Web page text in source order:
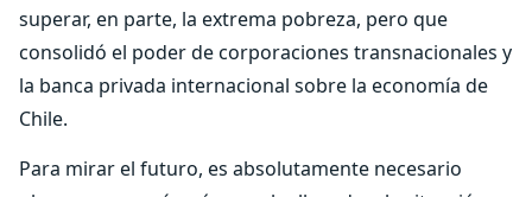
superar, en parte, la extrema pobreza, pero que
consolidó el poder de corporaciones transnacionales y
la banca privada internacional sobre la economía de
Chile.
Para mirar el futuro, es absolutamente necesario